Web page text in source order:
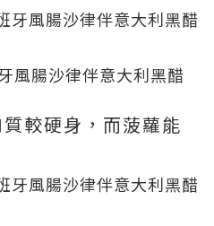
風腸沙律伴意大利黑醋
較硬身，而菠蘿能